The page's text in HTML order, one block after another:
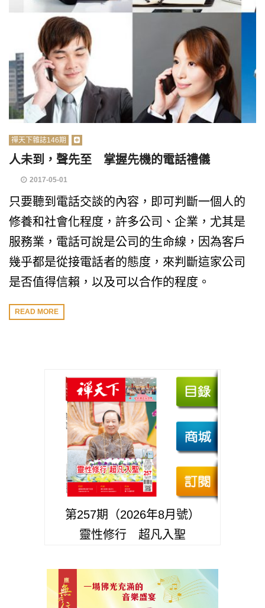
禪天下雜誌146期
人未到，聲先至 掌握先機的電話禮儀
2017-05-01
只要聽到電話交談的內容，即可判斷一個人的
修養和社會化程度，許多公司、企業，尤其是
服務業，電話可說是公司的生命線，因為客戶
幾乎都是從接電話者的態度，來判斷這家公司
是否值得信賴，以及可以合作的程度。
READ MORE
第257期（2026年8月號）
靈性修行 超凡入聖